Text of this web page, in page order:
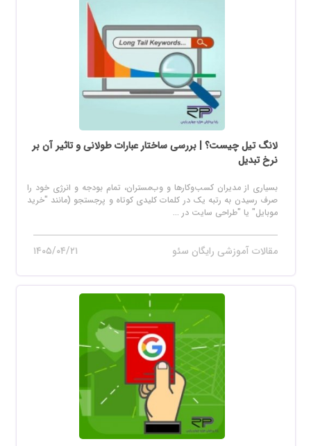
لانگ تیل چیست؟ | بررسی ساختار عبارات طولانی و تاثیر آن بر
نرخ تبدیل
بسیاری از مدیران کسب‌وکارها و وب‌مستران، تمام بودجه و انرژی خود را
صرف رسیدن به رتبه یک در کلمات کلیدی کوتاه و پرجستجو (مانند "خرید
موبایل" یا "طراحی سایت در ...
مقالات آموزشی رایگان سئو ۱۴۰۵/۰۴/۲۱